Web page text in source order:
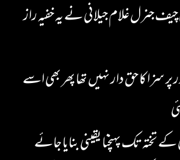
جنرل غلام جیلانی نے یہ خفیہ راز
پر سزا کا حق دار نہیں تھا پھر بھی اسے
کے تختہ تک پہنچنا یقینی بنایا جائے